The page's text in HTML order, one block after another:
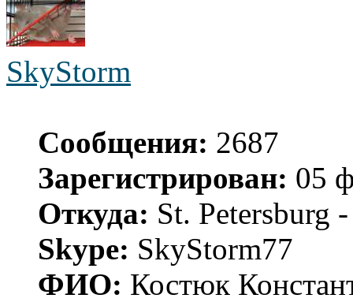
SkyStorm
Сообщения: 2687
Зарегистрирован: 05
Откуда: St. Petersburg
Skype: SkyStorm77
ФИО: Костюк